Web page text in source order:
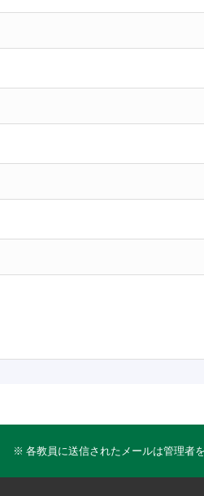
※ 各教員に送信されたメールは管理者